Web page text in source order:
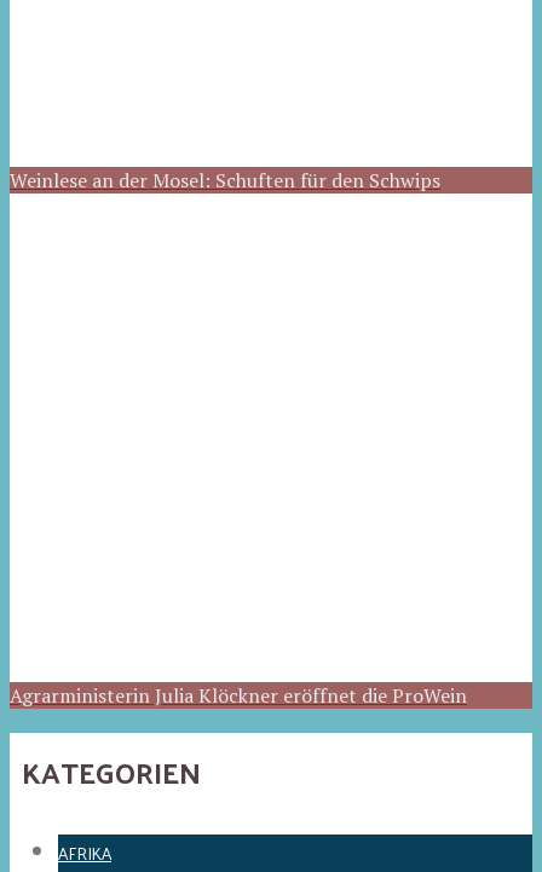
Weinlese an der Mosel: Schuften für den Schwips
Agrarministerin Julia Klöckner eröffnet die ProWein
KATEGORIEN
AFRIKA